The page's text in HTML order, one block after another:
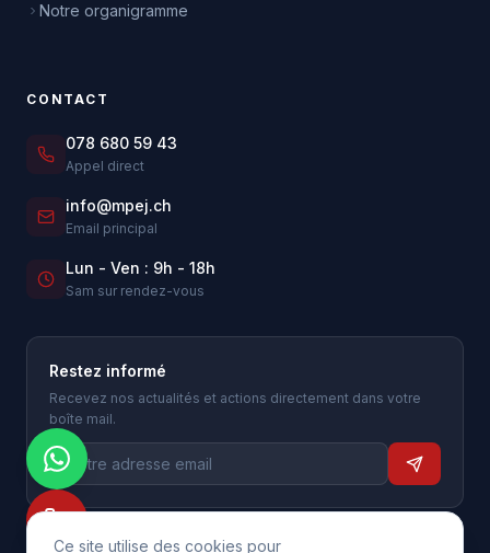
Notre organigramme
CONTACT
078 680 59 43
Appel direct
info@mpej.ch
Email principal
Lun - Ven : 9h - 18h
Sam sur rendez-vous
Restez informé
Recevez nos actualités et actions directement dans votre
boîte mail.
Ce site utilise des cookies pour